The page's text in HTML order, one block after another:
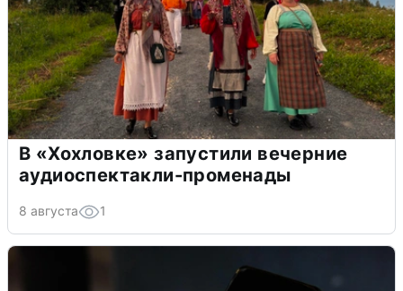
В «Хохловке» запустили вечерние
аудиоспектакли-променады
8 августа 1